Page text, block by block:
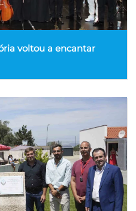
voltou a encantar